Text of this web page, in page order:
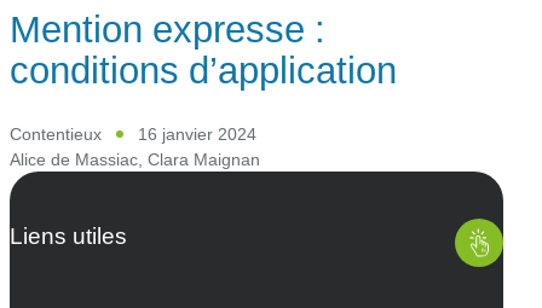
Mention expresse :
conditions d’application
Contentieux
16 janvier 2024
Alice de Massiac, Clara Maignan
Liens utiles